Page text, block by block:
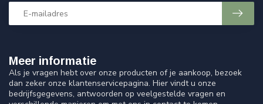
Meer informatie
Als je vragen hebt over onze producten of je aankoop, bezoek
dan zeker onze klantenservicepagina. Hier vindt u onze
bedrijfsgegevens, antwoorden op veelgestelde vragen en